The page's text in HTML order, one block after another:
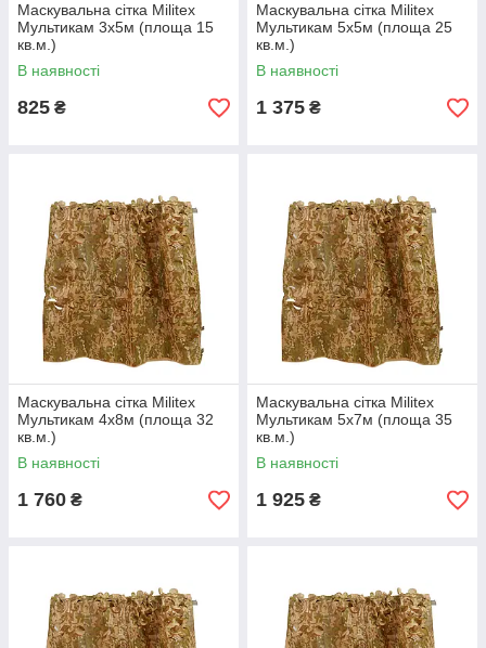
Маскувальна сітка Militex
Мультикам 3х5м (площа 15
кв.м.)
В наявності
825 ₴
Маскувальна сітка Militex
Мультикам 5х5м (площа 25
кв.м.)
В наявності
1 375 ₴
Маскувальна сітка Militex
Мультикам 4х8м (площа 32
кв.м.)
В наявності
1 760 ₴
Маскувальна сітка Militex
Мультикам 5х7м (площа 35
кв.м.)
В наявності
1 925 ₴